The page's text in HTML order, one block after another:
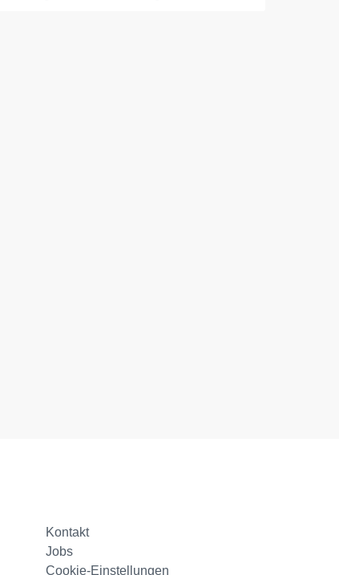
Kontakt
Jobs
Cookie-Einstellungen